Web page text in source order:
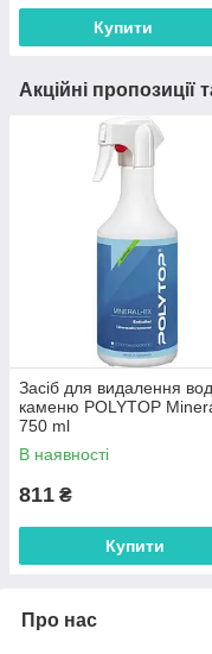
Купити
Акційні пропозиції
Засіб для видалення
каменю POLYTOP
750 ml
В наявності
811 ₴
Купити
Про нас